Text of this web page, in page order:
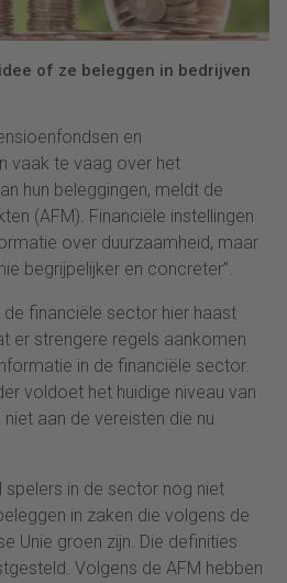
of ze beleggen in bedrijven
en
vaak te vaag over het
hun beleggingen, meldt de
(AFM). Financiële instellingen
over duurzaamheid, maar
begrijpelijker en concreter”.
financiële sector hier haast
er strengere regels aankomen
in de financiële sector.
voldoet het huidige niveau van
aan de vereisten die nu
spelers in de sector nog niet
in zaken die volgens de
Unie groen zijn. Die definities
Volgens de AFM hebben